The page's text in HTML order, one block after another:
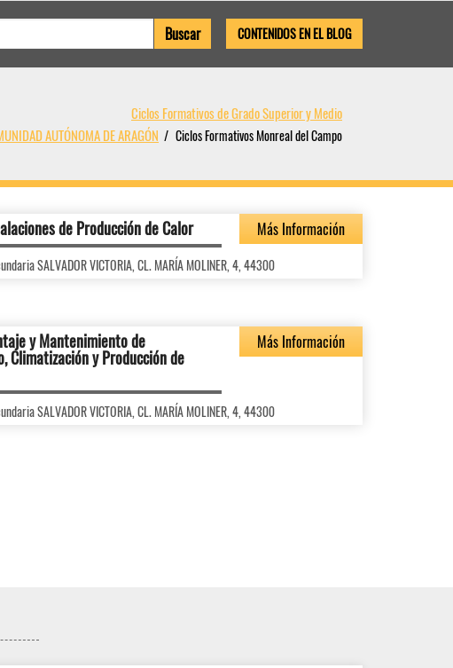
CONTENIDOS EN EL BLOG
Ciclos Formativos de Grado Superior y Medio
AUTÓNOMA DE ARAGÓN
Ciclos Formativos Monreal del Campo
de Producción de Calor Más Información
SALVADOR VICTORIA, CL. MARÍA MOLINER, 4, 44300
y Mantenimiento de
Climatización y Producción de
Más Información
SALVADOR VICTORIA, CL. MARÍA MOLINER, 4, 44300